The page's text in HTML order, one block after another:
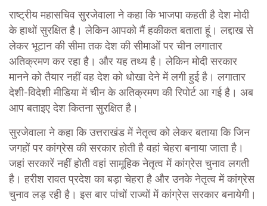
राष्ट्रीय महासचिव सुरजेवाला ने कहा कि भाजपा कहती है देश मोदी
के हाथों सुरक्षित है। लेकिन आपको मैं हकीकत बताता हूं। लद्दाख से
लेकर भूटान की सीमा तक देश की सीमाओं पर चीन लगातार
अतिक्रमण कर रहा है। और यह तथ्य है। लेकिन मोदी सरकार
मानने को तैयार नहीं वह देश को धोखा देने में लगी हुई है। लगातार
देशी-विदेशी मीडिया में चीन के अतिक्रमण की रिपोर्ट आ गई है। अब
आप बताइए देश कितना सुरक्षित है।
सुरजेवाला ने कहा कि उत्तराखंड में नेतृत्व को लेकर बताया कि जिन
जगहों पर कांग्रेस की सरकार होती है वहां चेहरा बनाया जाता है।
जहां सरकारें नहीं होती वहां सामूहिक नेतृत्व में कांग्रेस चुनाव लगती
है। हरीश रावत प्रदेश का बड़ा चेहरा है और उनके नेतृत्व में कांग्रेस
चुनाव लड़ रही है। इस बार पांचों राज्यों में कांग्रेस सरकार बनायेगी।